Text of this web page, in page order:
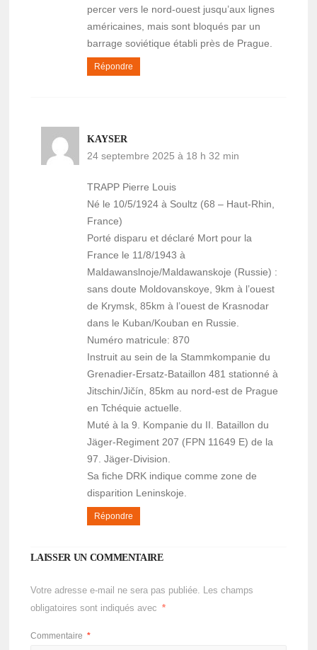
percer vers le nord-ouest jusqu’aux lignes
américaines, mais sont bloqués par un
barrage soviétique établi près de Prague.
Répondre
KAYSER
24 septembre 2025 à 18 h 32 min
TRAPP Pierre Louis
Né le 10/5/1924 à Soultz (68 – Haut-Rhin,
France)
Porté disparu et déclaré Mort pour la
France le 11/8/1943 à
Maldawanslnoje/Maldawanskoje (Russie) :
sans doute Moldovanskoye, 9km à l’ouest
de Krymsk, 85km à l’ouest de Krasnodar
dans le Kuban/Kouban en Russie.
Numéro matricule: 870
Instruit au sein de la Stammkompanie du
Grenadier-Ersatz-Bataillon 481 stationné à
Jitschin/Jičín, 85km au nord-est de Prague
en Tchéquie actuelle.
Muté à la 9. Kompanie du II. Bataillon du
Jäger-Regiment 207 (FPN 11649 E) de la
97. Jäger-Division.
Sa fiche DRK indique comme zone de
disparition Leninskoje.
Répondre
LAISSER UN COMMENTAIRE
Votre adresse e-mail ne sera pas publiée. Les champs
obligatoires sont indiqués avec
*
Commentaire *